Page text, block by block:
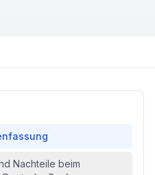
Nachteile beim